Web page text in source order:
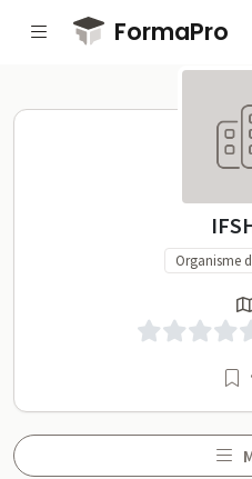
Passer au contenu principal
FormaPro
IFSH
Organisme